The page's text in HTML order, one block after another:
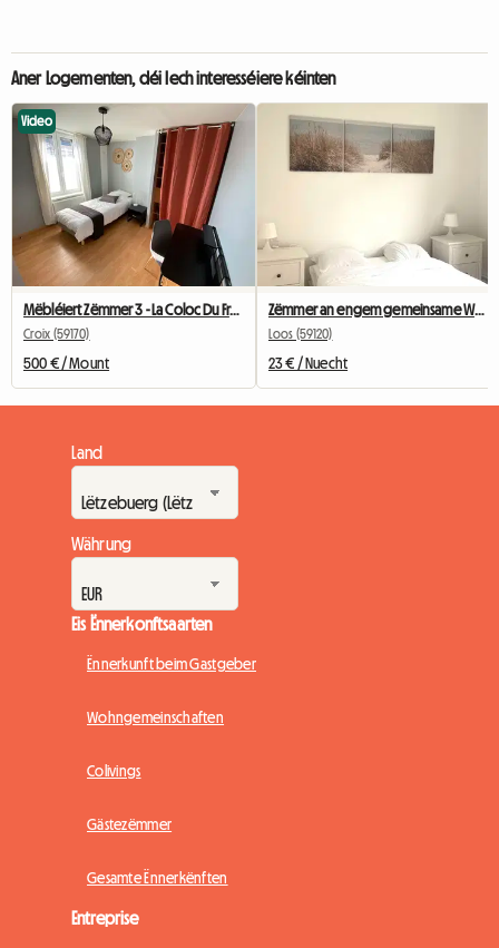
Aner Logementen, déi Iech interesséiere kéinten
Video
Mëbléiert Zëmmer 3 - La Coloc Du Fresnoy
Croix (59170)
500 € / Mount
Zëmmer an engem gemeinsame Wunnraum
Loos (59120)
23 € / Nuecht
Land
Währung
Eis Ënnerkonftsaarten
Ënnerkunft beim Gastgeber
Wohngemeinschaften
Colivings
Gästezëmmer
Gesamte Ënnerkënften
Entreprise